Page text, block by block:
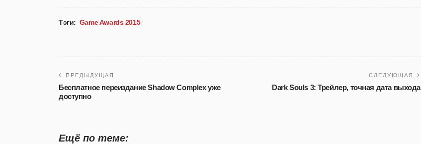
Тэги: Game Awards 2015
ПРЕДЫДУЩАЯ
Бесплатное переиздание Shadow Complex уже
доступно
СЛЕДУЮЩАЯ
Dark Souls 3: Трейлер, точная дата выхода
Ещё по теме: